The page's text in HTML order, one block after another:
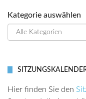
Kategorie auswählen
Hier finden Sie den